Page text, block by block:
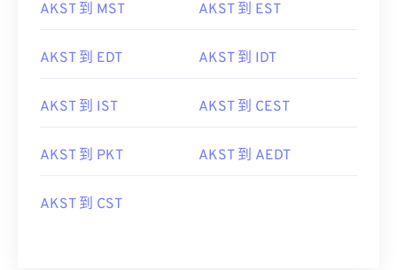
AKST 到 MST AKST 到 EST
AKST 到 EDT AKST 到 IDT
AKST 到 IST AKST 到 CEST
AKST 到 PKT AKST 到 AEDT
AKST 到 CST